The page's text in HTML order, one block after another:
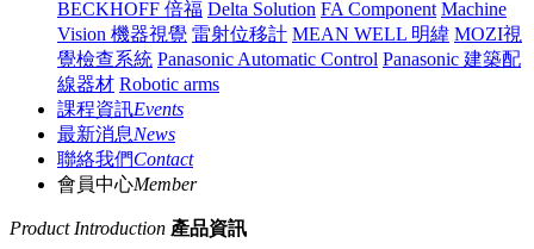
BECKHOFF 倍福 Delta Solution FA Component Machine
Vision 機器視覺 雷射位移計 MEAN WELL 明緯 MOZI視
覺檢查系統 Panasonic Automatic Control Panasonic 建築配
線器材 Robotic arms
課程資訊Events
最新消息News
聯絡我們Contact
會員中心Member
Product Introduction 產品資訊